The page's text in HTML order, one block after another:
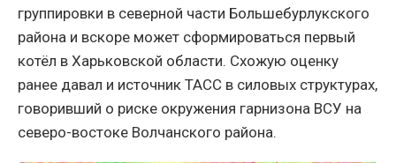
группировки в северной части Большебурлукского
района и вскоре может сформироваться первый
котёл в Харьковской области. Схожую оценку
ранее давал и источник ТАСС в силовых структурах,
говоривший о риске окружения гарнизона ВСУ на
северо-востоке Волчанского района.